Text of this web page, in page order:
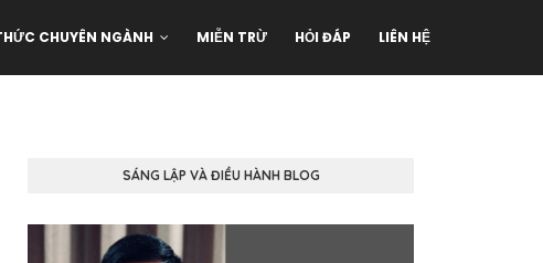
CHUYÊN NGÀNH MIỄN TRỪ HỎI ĐÁP LIÊN HỆ
SÁNG LẬP VÀ ĐIỀU HÀNH BLOG